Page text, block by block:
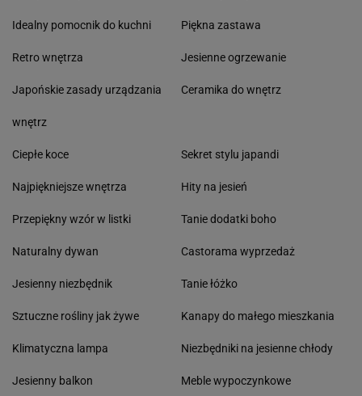
Idealny pomocnik do kuchni
Retro wnętrza
Japońskie zasady urządzania
wnętrz
Piękna zastawa
Jesienne ogrzewanie
Ceramika do wnętrz
Ciepłe koce
Najpiękniejsze wnętrza
Przepiękny wzór w listki
Naturalny dywan
Jesienny niezbędnik
Sztuczne rośliny jak żywe
Klimatyczna lampa
Jesienny balkon
Sekret stylu japandi
Hity na jesień
Tanie dodatki boho
Castorama wyprzedaż
Tanie łóżko
Kanapy do małego mieszkania
Niezbędniki na jesienne chłody
Meble wypoczynkowe